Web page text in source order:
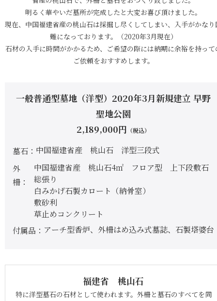
明るく華やいだ墓所が完成したと大変お喜び頂けました。
現在、中国福建省産の桃山石は採掘し尽くしてしまい、入手がかなり
難になっております。（2020年3月現在）
石材の入手に時間がかかるため、ご希望の際には納期に余裕を持って
ご依頼をおすすめします。
一般普通型墓地（洋型）2020年3月新規建立 早野
聖地公園
2,189,000円 （税込）
墓石
中国福建省産 桃山石 洋型三段式
外
柵
中国福建省産 桃山石4㎡ フロア型 上下段敷石
総張り
白みかげ石製カロート（納骨室）
敷砂利
草止めコンクリート
付属品
アーチ型香炉、外柵はめ込み式墓誌、石製塔婆台
福建省 桃山石
特に洋型墓石の石材として使われます。外柵と墓石のすべてを同